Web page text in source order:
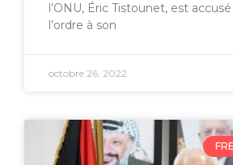
l’ONU, Éric Tistounet, est
l’ordre à son
octobre 26, 2022